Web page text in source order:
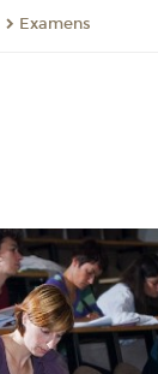
Examens